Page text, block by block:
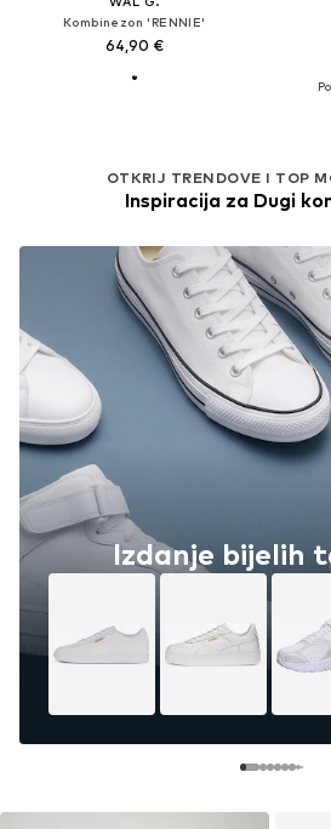
Kombinezon 'RENNIE'
64,90 €
OTKRIJ TRENDOVE I TOP
Inspiracija za Dugi
Izdanje bijelih